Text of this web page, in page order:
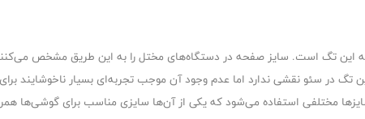
این تگ است. سایز صفحه در دستگاه‌های مختل را به این طریق مشخص
تگ در سئو نقشی ندارد اما عدم وجود آن موجب تجربه‌ای بسیار ناخوشایند برای
مختلفی استفاده می‌شود که یکی از آن‌ها سایزی مناسب برای گوشی‌ها